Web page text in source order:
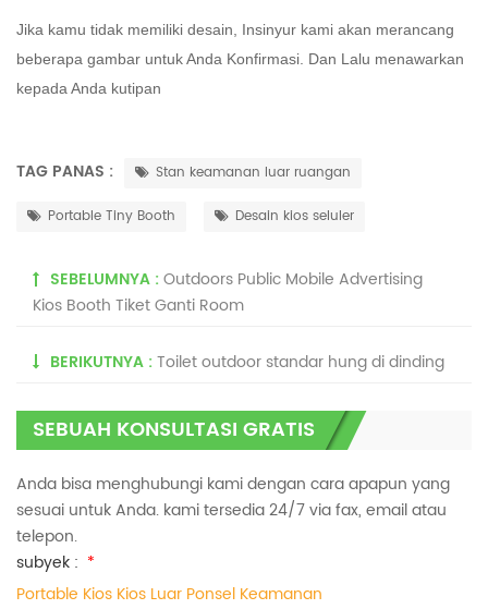
Jika kamu tidak memiliki desain, Insinyur kami akan merancang
beberapa gambar untuk Anda Konfirmasi. Dan Lalu menawarkan
kepada Anda kutipan
TAG PANAS : Stan keamanan luar ruangan
Portable Tiny Booth Desain kios seluler
SEBELUMNYA :Outdoors Public Mobile Advertising
Kios Booth Tiket Ganti Room
BERIKUTNYA :Toilet outdoor standar hung di dinding
SEBUAH KONSULTASI GRATIS
Anda bisa menghubungi kami dengan cara apapun yang
sesuai untuk Anda. kami tersedia 24/7 via fax, email atau
telepon.
subyek : *
Portable Kios Kios Luar Ponsel Keamanan